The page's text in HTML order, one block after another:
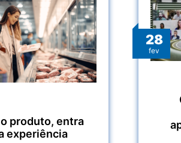
o produto, entra
experiência
28
fev